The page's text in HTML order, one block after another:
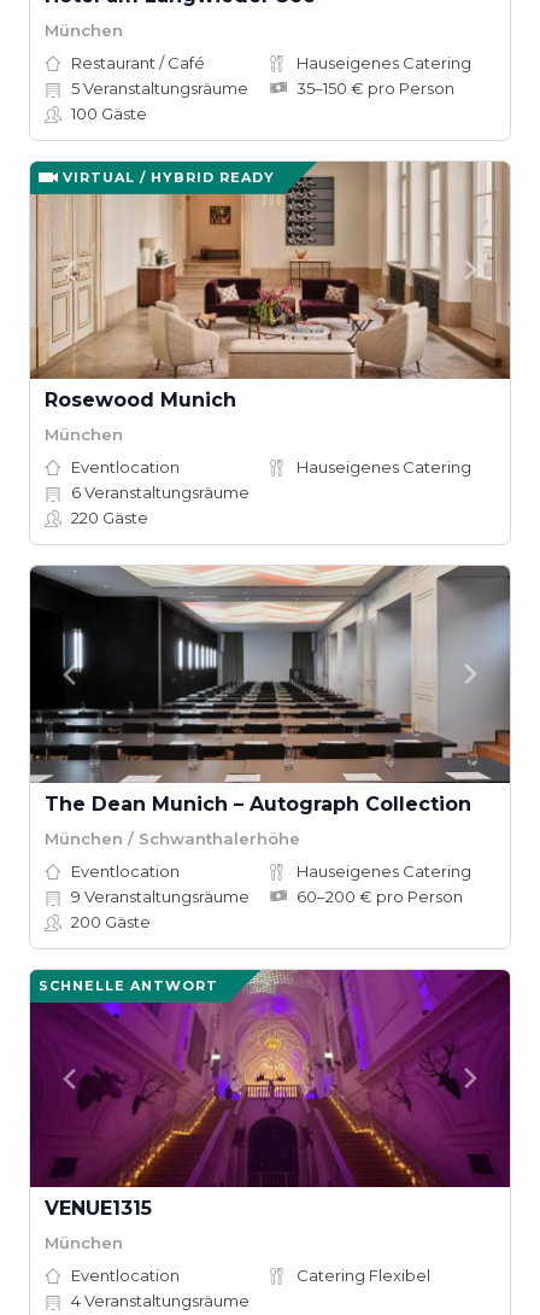
München
Restaurant / Café
Hauseigenes Catering
5Veranstaltungsräume
35–150 € pro Person
100 Gäste
VIRTUAL / HYBRID READY
Rosewood Munich
München
Eventlocation
Hauseigenes Catering
6Veranstaltungsräume
220 Gäste
The Dean Munich – Autograph Collection
München / Schwanthalerhöhe
Eventlocation
Hauseigenes Catering
9 Veranstaltungsräume
60–200 € pro Person
200 Gäste
SCHNELLE ANTWORT
VENUE1315
München
Eventlocation
Catering Flexibel
4Veranstaltungsräume